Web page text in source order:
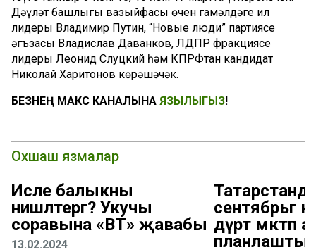
Дәүләт башлыгы вазыйфасы өчен гамәлдәге ил
лидеры Владимир Путин, “Новые люди” партиясе
әгъзасы Владислав Даванков, ЛДПР фракциясе
лидеры Леонид Слуцкий һәм КПРФтан кандидат
Николай Харитонов көрәшәчәк.
БЕЗНЕҢ МАКС КАНАЛЫНА ЯЗЫЛЫГЫЗ!
Охшаш язмалар
Исле балыкны
нишләтергә? Укучы
соравына «ВТ» җавабы
13.02.2024
сентябрьгә
дүрт мәктәп